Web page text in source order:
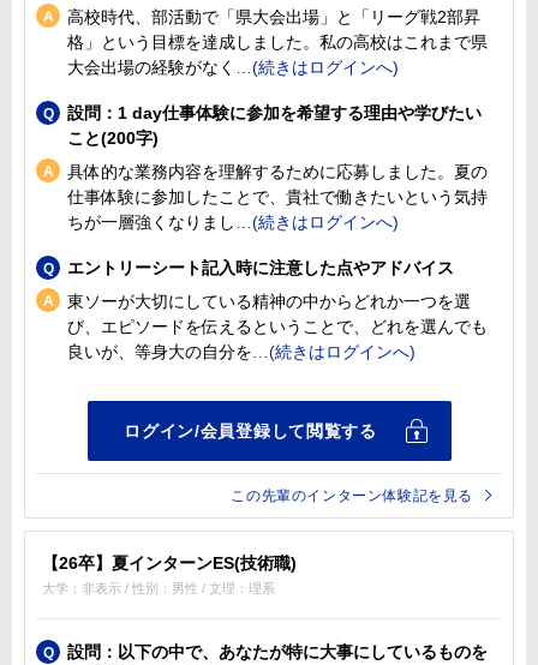
高校時代、部活動で「県大会出場」と「リーグ戦2部昇
格」という目標を達成しました。私の高校はこれまで県
大会出場の経験がなく
設問：1 day仕事体験に参加を希望する理由や学びたい
こと(200字)
具体的な業務内容を理解するために応募しました。夏の
仕事体験に参加したことで、貴社で働きたいという気持
ちが一層強くなりまし
エントリーシート記入時に注意した点やアドバイス
東ソーが大切にしている精神の中からどれか一つを選
び、エピソードを伝えるということで、どれを選んでも
良いが、等身大の自分を
この先輩のインターン体験記を見る
【26卒】夏インターンES(技術職)
大学：非表示 / 性別：男性 / 文理：理系
設問：以下の中で、あなたが特に大事にしているものを